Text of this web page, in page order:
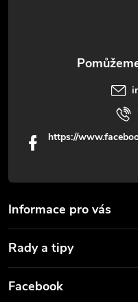
Informace pro vás
Rady a tipy
https://
Facebook